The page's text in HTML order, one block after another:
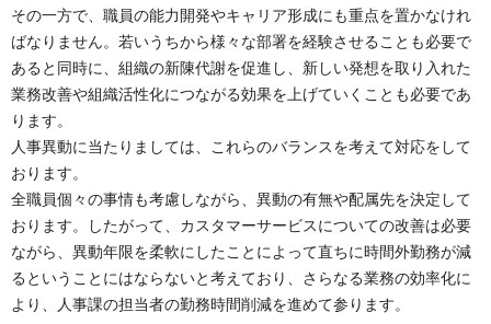
その一方で、職員の能力開発やキャリア形成にも重点を置かなけれ
ばなりません。若いうちから様々な部署を経験させることも必要で
あると同時に、組織の新陳代謝を促進し、新しい発想を取り入れた
業務改善や組織活性化につながる効果を上げていくことも必要であ
ります。
人事異動に当たりましては、これらのバランスを考えて対応をして
おります。
全職員個々の事情も考慮しながら、異動の有無や配属先を決定して
おります。したがって、カスタマーサービスについての改善は必要
ながら、異動年限を柔軟にしたことによって直ちに時間外勤務が減
るということにはならないと考えており、さらなる業務の効率化に
より、人事課の担当者の勤務時間削減を進めて参ります。